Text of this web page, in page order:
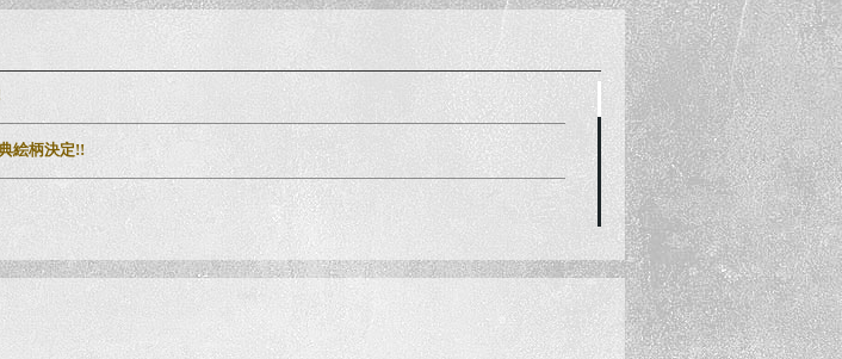
絵柄決定!!
盤) アートワーク公開！収録内容、応募特典詳細決定！
- チケット販売情報更新！